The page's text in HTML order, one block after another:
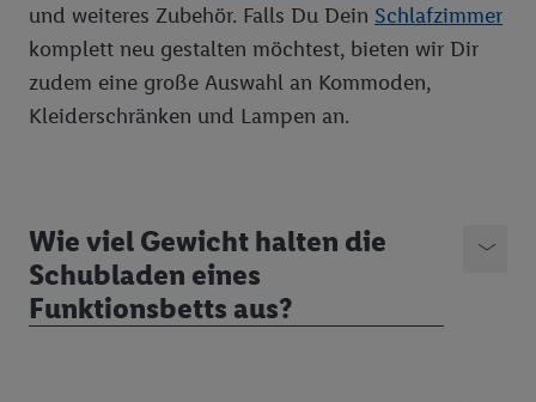
und weiteres Zubehör. Falls Du Dein Schlafzimmer
komplett neu gestalten möchtest, bieten wir Dir
zudem eine große Auswahl an Kommoden,
Kleiderschränken und Lampen an.
Wie viel Gewicht halten die
Schubladen eines
Funktionsbetts aus?